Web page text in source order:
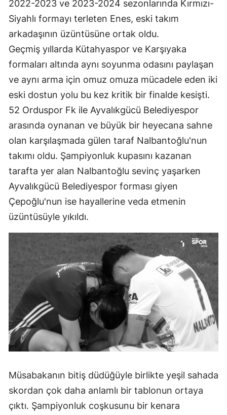
Hatay
Isparta
Mersin
İstanbul
İzmir
Kars
Kastamonu
Kayseri
Kırklareli
Kocaeli
Konya
Malatya
Manisa
Kahramanmaraş
Muğla
Muş
2022-2023 ve 2023-2024 sezonlarında Kırmızı-
Siyahlı formayı terleten Enes, eski takım
arkadaşının üzüntüsüne ortak oldu.
Geçmiş yıllarda Kütahyaspor ve Karşıyaka
formaları altında aynı soyunma odasını paylaşan
ve aynı arma için omuz omuza mücadele eden iki
eski dostun yolu bu kez kritik bir finalde kesişti.
52 Orduspor Fk ile Ayvalıkgücü Belediyespor
arasında oynanan ve büyük bir heyecana sahne
olan karşılaşmada gülen taraf Nalbantoğlu'nun
takımı oldu. Şampiyonluk kupasını kazanan
tarafta yer alan Nalbantoğlu sevinç yaşarken
Ayvalıkgücü Belediyespor forması giyen
Çepoğlu'nun ise hayallerine veda etmenin
üzüntüsüyle yıkıldı.
Müsabakanın bitiş düdüğüyle birlikte yeşil sahada
skordan çok daha anlamlı bir tablonun ortaya
çıktı. Şampiyonluk coşkusunu bir kenara